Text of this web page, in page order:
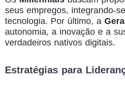
seus empregos, integrando-
tecnologia. Por último, a
autonomia, a inovação e a
verdadeiros nativos digitais.
Estratégias para